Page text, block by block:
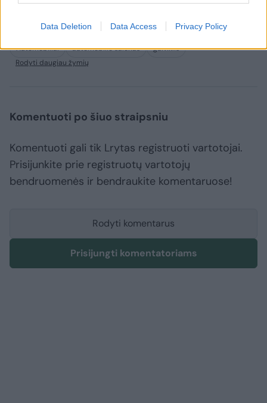
Data Deletion Data Access Privacy Policy
asmenų.
Automobiliai automobilio salonas
gaiviklis
Rodyti daugiau žymių
Komentuoti po šiuo straipsniu
Komentuoti gali tik Lrytas registruoti vartotojai.
Prisijunkite prie registruotų vartotojų
bendruomenės ir bendraukite komentaruose!
Rodyti komentarus
Prisijungti komentatoriams